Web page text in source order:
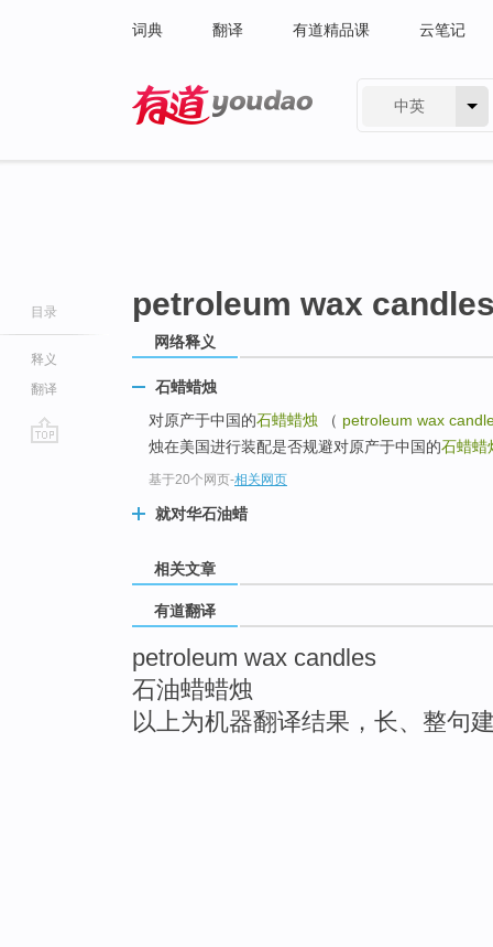
词典 翻译 有道精品课 云笔记
中英
目录
释义
翻译
petroleum wax
网络释义
石蜡蜡烛
对原产于中国的石蜡蜡烛 （ petroleum wax
烛在美国进行装配是否规避对原产于中国的石蜡蜡
基于20个网页-相关网页
就对华石油蜡
相关文章
有道翻译
petroleum wax candles
石油蜡蜡烛
以上为机器翻译结果，长、整句